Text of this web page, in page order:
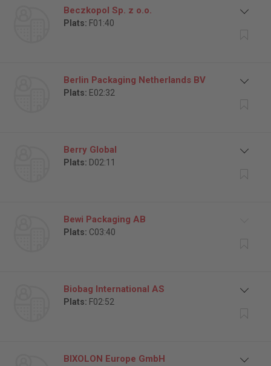
Beczkopol Sp. z o.o.
Plats: F01:40
Berlin Packaging Netherlands BV
Plats: E02:32
Berry Global
Plats: D02:11
Bewi Packaging AB
Plats: C03:40
Biobag International AS
Plats: F02:52
BIXOLON Europe GmbH